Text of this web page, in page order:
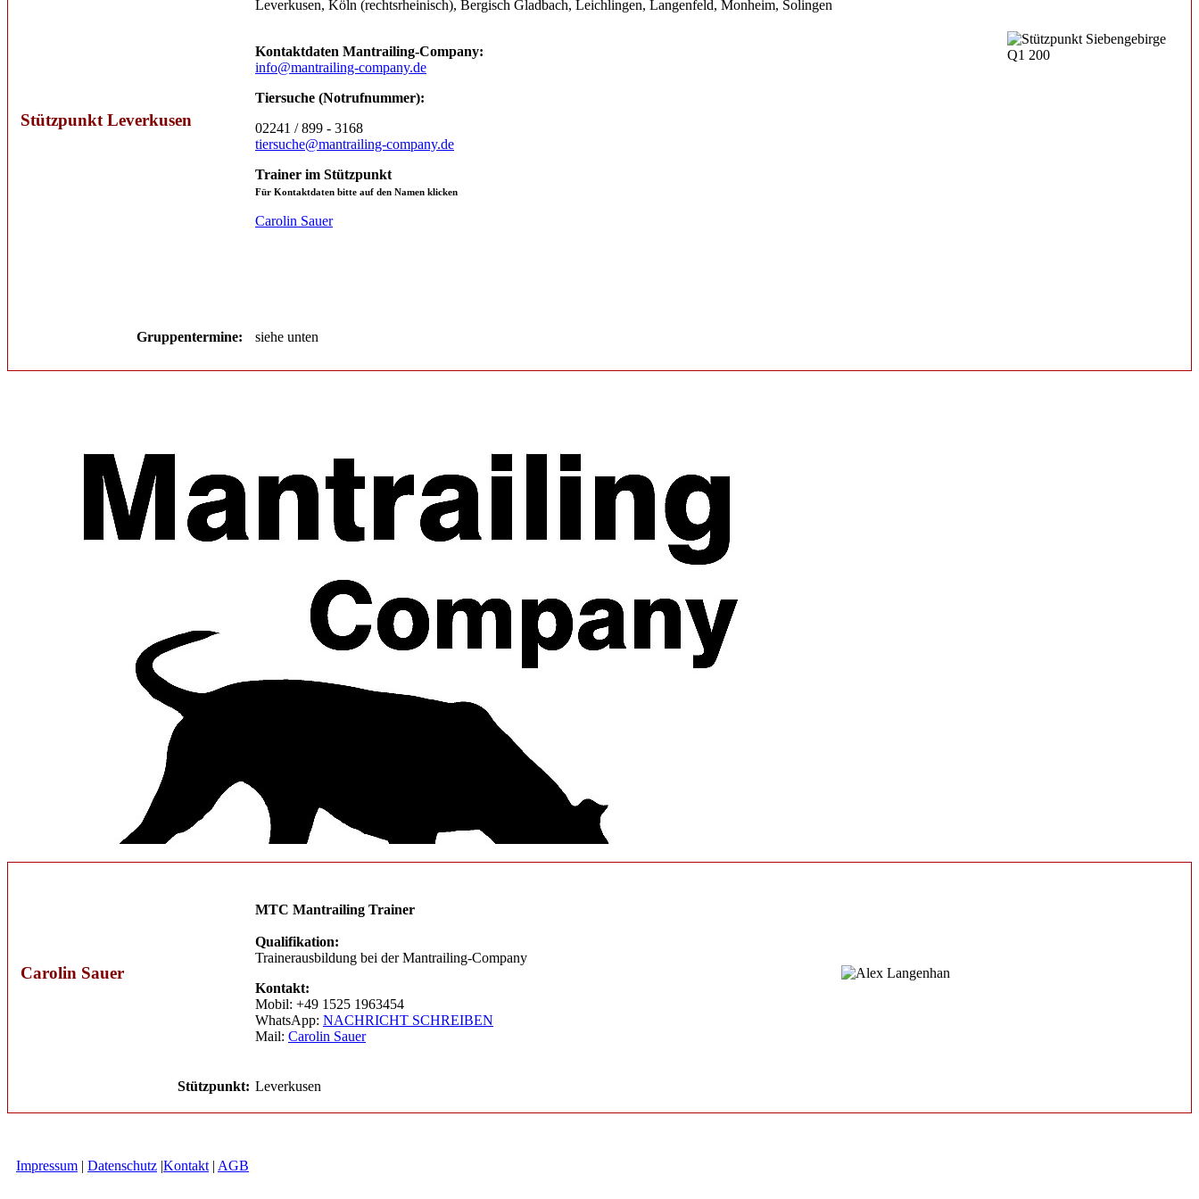
Stützpunkt Leverkusen
Leverkusen, Köln (rechtsrheinisch), Bergisch Gladbach, Leichlingen, Langenfeld, Monheim, Solingen
Kontaktdaten Mantrailing-Company:
info@mantrailing-company.de
Tiersuche (Notrufnummer):
02241 / 899 - 3168
tiersuche@mantrailing-company.de
Trainer im Stützpunkt
Für Kontaktdaten bitte auf den Namen klicken
Carolin Sauer
Gruppentermine: siehe unten
Carolin Sauer
MTC Mantrailing Trainer
Qualifikation:
Trainerausbildung bei der Mantrailing-Company
Kontakt:
Mobil: +49 1525 1963454
WhatsApp: NACHRICHT SCHREIBEN
Mail: Carolin Sauer
Stützpunkt: Leverkusen
Impressum | Datenschutz |Kontakt | AGB